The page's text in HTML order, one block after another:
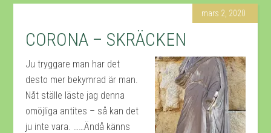
mars 2, 2020
CORONA – SKRÄCKEN
Ju tryggare man har det
desto mer bekymrad är man.
Nåt ställe läste jag denna
omöjliga antites – så kan det
ju inte vara. ……Ändå känns